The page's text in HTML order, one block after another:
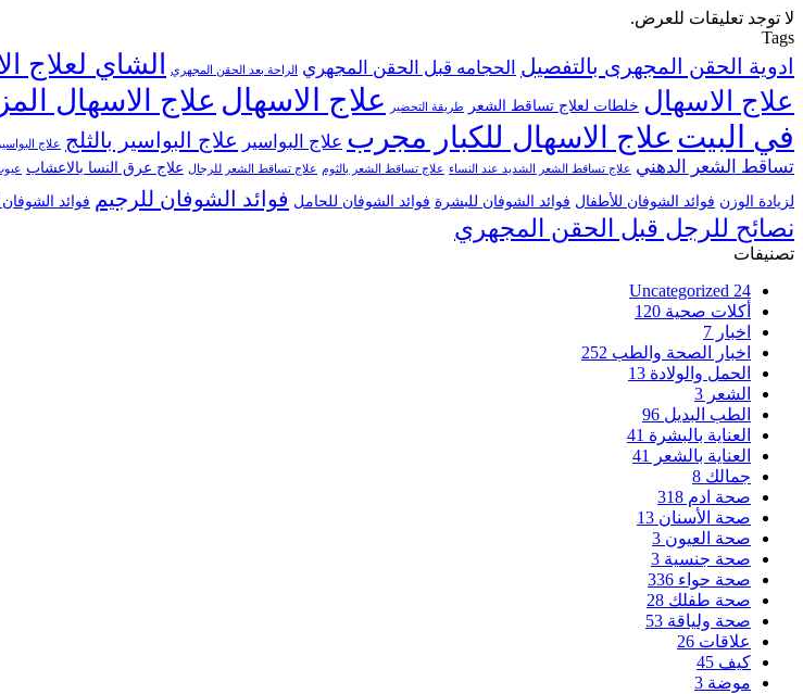
لا توجد تعليقات للعرض.
Tags
ادوية الحقن المجهرى بالتفصيل الحجامه قبل الحقن المجهري الراحة بعد الحقن المجهري الشاي لعلاج
علاج الاسهال خلطات لعلاج تساقط الشعر طريقة التحضير علاج الاسهال علاج الاسهال
في البيت علاج الاسهال للكبار مجرب علاج البواسير علاج البواسير بالثلج علاج
تساقط الشعر الدهني علاج تساقط الشعر الشديد عند النساء علاج تساقط الشعر بالثوم علاج تساقط الشعر للرجال علاج عرق النسا بالاعشاب
لزيادة الوزن فوائد الشوفان للأطفال فوائد الشوفان للبشرة فوائد الشوفان للحامل فوائد الشوفان للرجيم فوائد
نصائح للرجل قبل الحقن المجهري
تصنيفات
Uncategorized 24
أكلات صحية 120
اخبار 7
اخبار الصحة والطب 252
الحمل والولادة 13
الشعر 3
الطب البديل 96
العناية بالبشرة 41
العناية بالشعر
41
جمالك 8
صحة ادم 318
صحة الأسنان 13
صحة العيون 3
صحة جنسية 3
صحة حواء 336
صحة طفلك 28
صحة ولياقة 53
علاقات 26
كيف 45
موضة 3